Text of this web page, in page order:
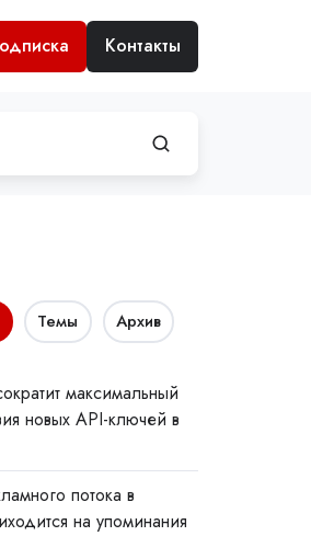
Контакты
Темы Архив
максимальный
новых API-ключей в
потока в
на упоминания